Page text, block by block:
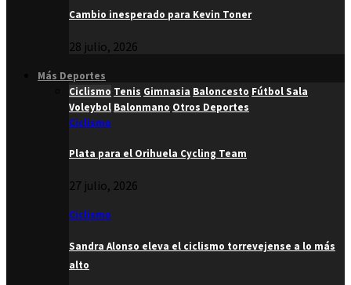
Cambio inesperado para Kevin Toner
28 julio, 2026
Más Deportes
Ciclismo Tenis Gimnasia Baloncesto Fútbol Sala
Voleybol Balonmano Otros Deportes
Ciclismo
Plata para el Orihuela Cycling Team
27 julio, 2026
Ciclismo
Sandra Alonso eleva el ciclismo torrevejense a lo más
alto